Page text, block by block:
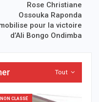
Rose Christiane
Ossouka Raponda
pour la victoire
d’Ali Bongo Ondimba
Tout
NON CLASSÉ